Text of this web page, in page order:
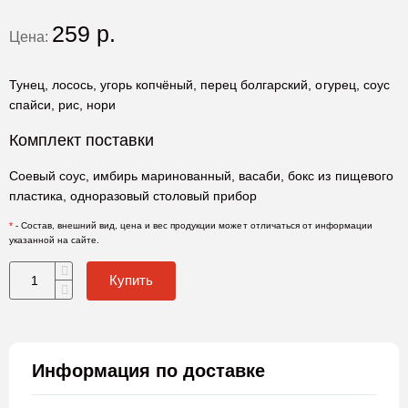
Цена: 259 р.
Тунец, лосось, угорь копчёный, перец болгарский, огурец, соус
спайси, рис, нори
Комплект поставки
Соевый соус, имбирь маринованный, васаби, бокс из пищевого
пластика, одноразовый столовый прибор
* - Состав, внешний вид, цена и вес продукции может отличаться от информации
указанной на сайте.
Купить
Информация по доставке